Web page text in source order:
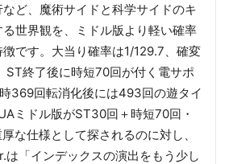
ど、魔術サイドと科学サイドのキ
世界観を、ミドル版より軽い確率
です。大当り確率は1/129.7、確変
ST終了後に時短70回が付く電サポ
369回転消化後には493回の遊タイ
ミドル版がST30回＋時短70回・
な仕様として探されるのに対し、
は「インデックスの演出をもう少し